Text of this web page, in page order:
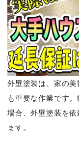
外壁塗装は、家の
も重要な作業です
場合、外壁塗装を
ます。